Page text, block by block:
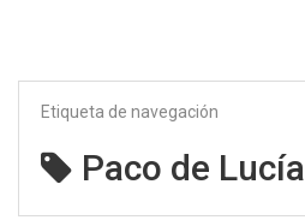
Etiqueta de navegación
Paco de Lucía